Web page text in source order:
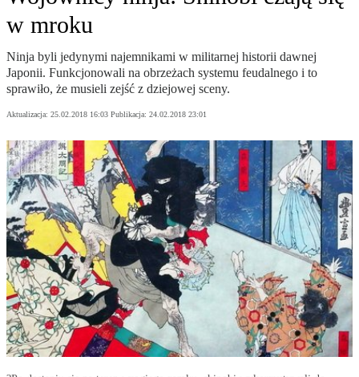
w mroku
Ninja byli jedynymi najemnikami w militarnej historii dawnej
Japonii. Funkcjonowali na obrzeżach systemu feudalnego i to
sprawiło, że musieli zejść z dziejowej sceny.
Aktualizacja: 25.02.2018 16:03 Publikacja: 24.02.2018 23:01